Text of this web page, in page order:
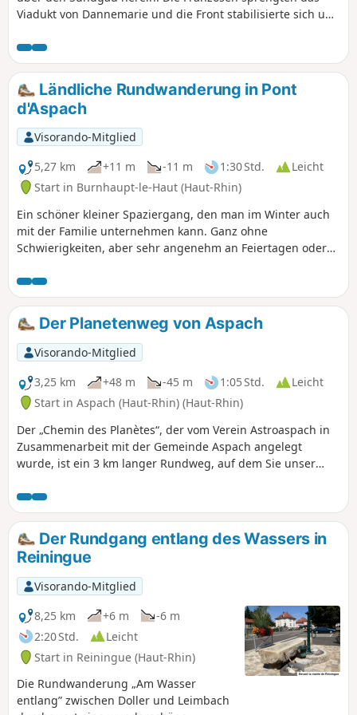
Viadukt von Dannemarie und die Front stabilisierte sich und
Die Frontlinie verlief nur wenige Kilometer von Illfurth
entfernt auf der Seite von Heidwiller. Bei dieser Wanderung
werden Sie mehrere Bunker entdecken, die verschiedenen
Zwecken dienten: Sie waren Munitionslager,
Beobachtungsposten oder Artilleriegeschütze und mehrere
Kasematten.
Ländliche Rundwanderung in Pont
d'Aspach
Visorando-Mitglied
5,27 km
+11 m -11 m 1:30 Std.
Leicht
Start in Burnhaupt-le-Haut (Haut-Rhin)
Ein schöner kleiner Spaziergang, den man im Winter auch
mit der Familie unternehmen kann. Ganz ohne
Schwierigkeiten, aber sehr angenehm an Feiertagen oder
hört.
Der Planetenweg von Aspach
Visorando-Mitglied
3,25 km
+48 m -45 m 1:05 Std.
Leicht
Start in Aspach (Haut-Rhin) (Haut-Rhin)
Der „Chemin des Planètes“, der vom Verein Astroaspach in
Zusammenarbeit mit der Gemeinde Aspach angelegt
wurde, ist ein 3 km langer Rundweg, auf dem Sie unser
dienen Lehrtafeln, die die Entfernung zwischen den
Planeten maßstabsgetreu darstellen: 1 zurückgelegter
Meter entspricht 2.100.000 km im Weltraum. Von der Sonne
bis zum Neptun – was für eine Reise!Entlang des Weges
können Sie auch den Spaziergang durch den Wald von La
Litten, dessen Kapelle (1862) und die ländliche Umgebung
des Dorfes genießen, durch die Gassen von Aspach
schlendern und am Ende der Strecke den Jardin des
Libellules (Gemeindegarten, der dem Wasserschutz und der
Artenvielfalt gewidmet ist) durchqueren.
Der Rundgang entlang des Wassers in
Reiningue
Visorando-Mitglied
8,25 km
+6 m
-6 m
2:20 Std.
Leicht
Start in Reiningue (Haut-Rhin)
Die Rundwanderung „Am Wasser
entlang” zwischen Doller und Leimbach